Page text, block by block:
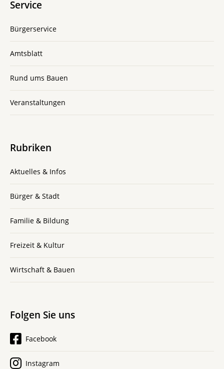
Service
Bürgerservice
Amtsblatt
Rund ums Bauen
Veranstaltungen
Rubriken
Aktuelles & Infos
Bürger & Stadt
Familie & Bildung
Freizeit & Kultur
Wirtschaft & Bauen
Folgen Sie uns
Facebook
Instagram